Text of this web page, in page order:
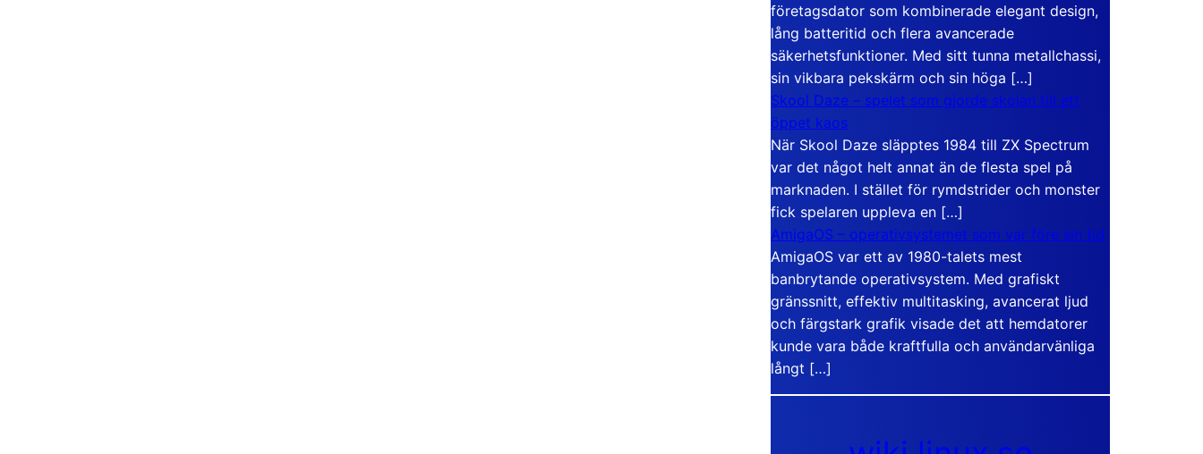
företagsdator som kombinerade elegant design,
lång batteritid och flera avancerade
säkerhetsfunktioner. Med sitt tunna metallchassi,
sin vikbara pekskärm och sin höga […]
Skool Daze – spelet som gjorde skolan till ett
öppet kaos
När Skool Daze släpptes 1984 till ZX Spectrum
var det något helt annat än de flesta spel på
marknaden. I stället för rymdstrider och monster
fick spelaren uppleva en […]
AmigaOS – operativsystemet som var före sin tid
AmigaOS var ett av 1980-talets mest
banbrytande operativsystem. Med grafiskt
gränssnitt, effektiv multitasking, avancerat ljud
och färgstark grafik visade det att hemdatorer
kunde vara både kraftfulla och användarvänliga
långt […]